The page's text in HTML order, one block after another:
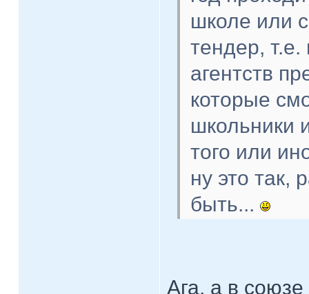
школе или
тендер,
агентств
которые
школьники
того или
ну это так,
быть...
Ага, а в